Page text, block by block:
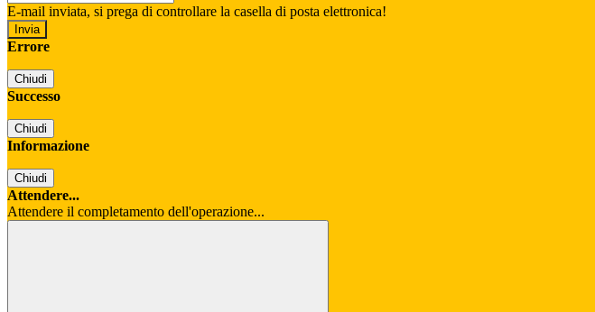
E-mail inviata, si prega di controllare la casella di posta elettronica!
Errore
Chiudi
Successo
Chiudi
Informazione
Chiudi
Attendere...
Attendere il completamento dell'operazione...